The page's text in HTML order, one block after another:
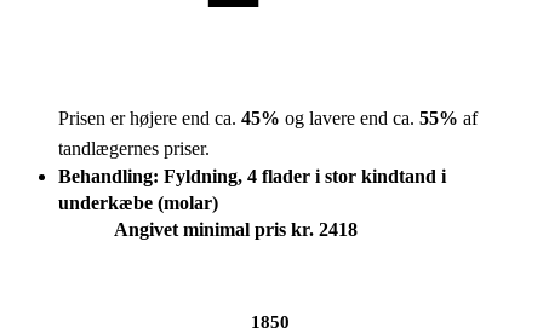
Prisen er højere end ca. 45% og lavere end ca. 55% af
tandlægernes priser.
Behandling: Fyldning, 4 flader i stor kindtand i
underkæbe (molar)
Angivet minimal pris kr. 2418
1850